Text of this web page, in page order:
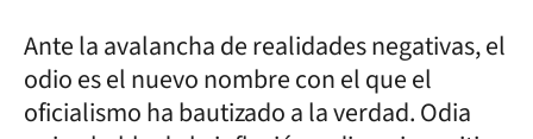
Ante la avalancha de realidades negativas, el
odio es el nuevo nombre con el que el
oficialismo ha bautizado a la verdad. Odia